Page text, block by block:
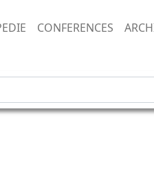
CONFERENCES